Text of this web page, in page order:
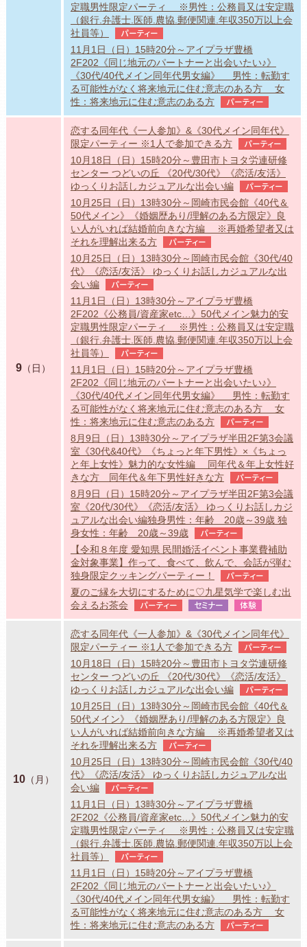
定職男性限定パーティ ※男性：公務員又は安定職
（銀行.弁護士.医師.農協.郵便関連.年収350万以上会
社員等）
パーティー
11月1日（日）15時20分～アイプラザ豊橋
2F202《同じ地元のパートナーと出会いたい♪》
《30代/40代メイン同年代男女編》 男性：転勤す
る可能性がなく将来地元に住む意志のある方 女
性：将来地元に住む意志のある方
パーティー
9 （日）
恋する同年代《一人参加》&《30代メイン同年代》
限定パーティー ※1人で参加できる方
パーティー
10月18日（日）15時20分～豊田市トヨタ労連研修
センター つどいの丘 《20代/30代》《恋活/友活》
ゆっくりお話しカジュアルな出会い編
パーティー
10月25日（日）13時30分～岡崎市民会館《40代＆
50代メイン》《婚姻歴あり/理解のある方限定》良
い人がいれば結婚前向きな方編 ※再婚希望者又は
それを理解出来る方
パーティー
10月25日（日）13時30分～岡崎市民会館《30代/40
代》《恋活/友活》 ゆっくりお話しカジュアルな出
会い編
パーティー
11月1日（日）13時30分～アイプラザ豊橋
2F202《公務員/資産家etc…》50代メイン魅力的安
定職男性限定パーティ ※男性：公務員又は安定職
（銀行.弁護士.医師.農協.郵便関連.年収350万以上会
社員等）
パーティー
11月1日（日）15時20分～アイプラザ豊橋
2F202《同じ地元のパートナーと出会いたい♪》
《30代/40代メイン同年代男女編》 男性：転勤す
る可能性がなく将来地元に住む意志のある方 女
性：将来地元に住む意志のある方
パーティー
8月9日（日）13時30分～アイプラザ半田2F第3会議
室《30代&40代》《ちょっと年下男性》×《ちょっ
と年上女性》魅力的な女性編 同年代＆年上女性好
きな方 同年代＆年下男性好きな方
パーティー
8月9日（日）15時20分～アイプラザ半田2F第3会議
室《20代/30代》《恋活/友活》 ゆっくりお話しカジ
ュアルな出会い編独身男性：年齢 20歳～39歳 独
身女性：年齢 20歳～39歳
パーティー
【令和８年度 愛知県 民間婚活イベント事業費補助
金対象事業】作って、食べて、飲んで、会話が弾む
独身限定クッキングパーティー！
パーティー
夏のご縁を大切にするために♡九星気学で楽しむ出
会えるお茶会
パーティー セミナー 体験
10（月）
恋する同年代《一人参加》&《30代メイン同年代》
限定パーティー ※1人で参加できる方
パーティー
10月18日（日）15時20分～豊田市トヨタ労連研修
センター つどいの丘 《20代/30代》《恋活/友活》
ゆっくりお話しカジュアルな出会い編
パーティー
10月25日（日）13時30分～岡崎市民会館《40代＆
50代メイン》《婚姻歴あり/理解のある方限定》良
い人がいれば結婚前向きな方編 ※再婚希望者又は
それを理解出来る方
パーティー
10月25日（日）13時30分～岡崎市民会館《30代/40
代》《恋活/友活》 ゆっくりお話しカジュアルな出
会い編
パーティー
11月1日（日）13時30分～アイプラザ豊橋
2F202《公務員/資産家etc…》50代メイン魅力的安
定職男性限定パーティ ※男性：公務員又は安定職
（銀行.弁護士.医師.農協.郵便関連.年収350万以上会
社員等）
パーティー
11月1日（日）15時20分～アイプラザ豊橋
2F202《同じ地元のパートナーと出会いたい♪》
《30代/40代メイン同年代男女編》 男性：転勤す
る可能性がなく将来地元に住む意志のある方 女
性：将来地元に住む意志のある方
パーティー